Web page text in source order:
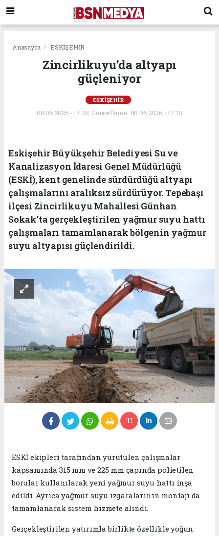
Anasayfa ESKİŞEHİR
Zincirlikuyu’da altyapı
güçleniyor
ESKİŞEHİR
08.06.2026 - 17:38, Güncelleme: 08.06.2026 - 17:38
Eskişehir Büyükşehir Belediyesi Su ve
Kanalizasyon İdaresi Genel Müdürlüğü
(ESKİ), kent genelinde sürdürdüğü altyapı
çalışmalarını aralıksız sürdürüyor. Tepebaşı
ilçesi Zincirlikuyu Mahallesi Günhan
Sokak’ta gerçekleştirilen yağmur suyu hattı
çalışmaları tamamlanarak bölgenin yağmur
suyu altyapısı güçlendirildi.
ESKİ ekipleri tarafından yürütülen çalışmalar
kapsamında 315 mm ve 225 mm çapında polietilen
borular kullanılarak yeni yağmur suyu hattı inşa
edildi. Ayrıca yağmur suyu ızgaralarının montajı da
tamamlanarak sistem hizmete alındı.
Gerçekleştirilen yatırımla birlikte özellikle yoğun